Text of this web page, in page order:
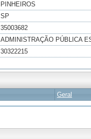
PINHEIROS
SP
35003682
ADMINISTRAÇÃO PÚBLICA
30322215
Geral